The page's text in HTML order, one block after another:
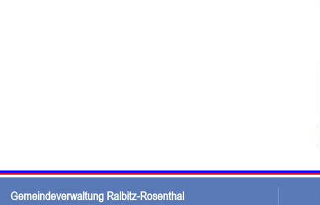
Gemeindeverwaltung Ralbitz-Rosenthal